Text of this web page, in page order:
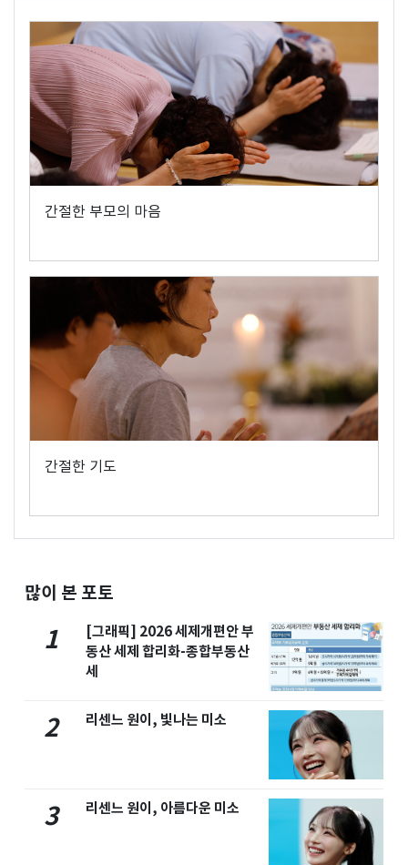
간절한 부모의 마음
간절한 기도
많이 본 포토
1
[그래픽] 2026 세제개편안 부
동산 세제 합리화-종합부동산
세
2 리센느 원이, 빛나는 미소
3 리센느 원이, 아름다운 미소